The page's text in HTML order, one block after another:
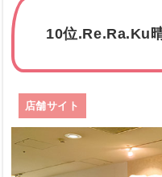
10位.Re.Ra.Ku
店舗サイト